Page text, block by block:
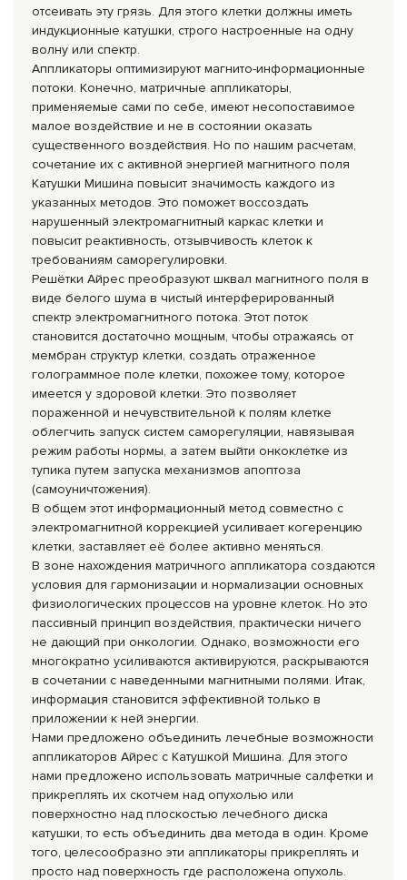
отсеивать эту грязь. Для этого клетки должны иметь
индукционные катушки, строго настроенные на одну
волну или спектр.
Аппликаторы оптимизируют магнито-информационные
потоки. Конечно, матричные аппликаторы,
применяемые сами по себе, имеют несопоставимое
малое воздействие и не в состоянии оказать
существенного воздействия. Но по нашим расчетам,
сочетание их с активной энергией магнитного поля
Катушки Мишина повысит значимость каждого из
указанных методов. Это поможет воссоздать
нарушенный электромагнитный каркас клетки и
повысит реактивность, отзывчивость клеток к
требованиям саморегулировки.
Решётки Айрес преобразуют шквал магнитного поля в
виде белого шума в чистый интерферированный
спектр электромагнитного потока. Этот поток
становится достаточно мощным, чтобы отражаясь от
мембран структур клетки, создать отраженное
голограммное поле клетки, похожее тому, которое
имеется у здоровой клетки. Это позволяет
пораженной и нечувствительной к полям клетке
облегчить запуск систем саморегуляции, навязывая
режим работы нормы, а затем выйти онкоклетке из
тупика путем запуска механизмов апоптоза
(самоуничтожения).
В общем этот информационный метод совместно с
электромагнитной коррекцией усиливает когеренцию
клетки, заставляет её более активно меняться.
В зоне нахождения матричного аппликатора создаются
условия для гармонизации и нормализации основных
физиологических процессов на уровне клеток. Но это
пассивный принцип воздействия, практически ничего
не дающий при онкологии. Однако, возможности его
многократно усиливаются активируются, раскрываются
в сочетании с наведенными магнитными полями. Итак,
информация становится эффективной только в
приложении к ней энергии.
Нами предложено объединить лечебные возможности
аппликаторов Айрес с Катушкой Мишина. Для этого
нами предложено использовать матричные салфетки и
прикреплять их скотчем над опухолью или
поверхностно над плоскостью лечебного диска
катушки, то есть объединить два метода в один. Кроме
того, целесообразно эти аппликаторы прикреплять и
просто над поверхность где расположена опухоль.